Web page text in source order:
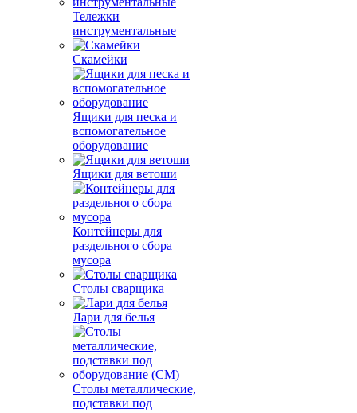
Тележки
инструментальные
Скамейки
Ящики для песка и
вспомогательное
оборудование
Ящики для ветоши
Контейнеры для
раздельного сбора
мусора
Столы сварщика
Лари для белья
Столы металлические,
подставки под